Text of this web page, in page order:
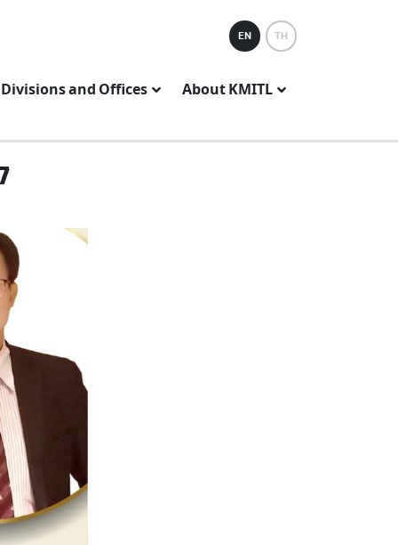
EN TH
and Offices About KMITL